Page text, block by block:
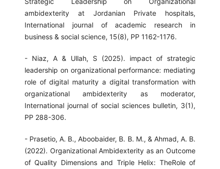
ambidexterity at Jordanian Private hospitals,
International journal of academic research in
business & social science, 15(8), PP 1162-1176.
- Niaz, A & Ullah, S (2025). impact of strategic
leadership on organizational performance: mediating
role of digital maturity a digital transformation with
organizational ambidexterity as moderator,
International journal of social sciences bulletin, 3(1),
PP 288-306.
- Prasetio, A. B., Aboobaider, B. B. M., & Ahmad, A. B.
(2022). Organizational Ambidexterity as an Outcome
of Quality Dimensions and Triple Helix: TheRole of